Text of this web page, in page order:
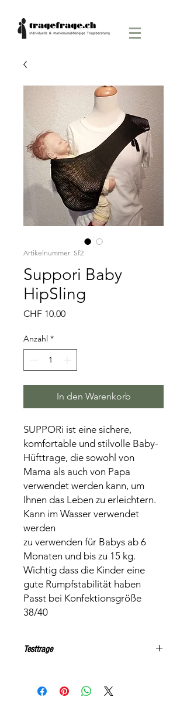
Artikelnummer: Sf2
Suppori Baby
HipSling
CHF 10.00Preis
Anzahl *
In den Warenkorb
SUPPORi ist eine sichere,
komfortable und stilvolle Baby-
Hüfttrage, die sowohl von
Mama als auch von Papa
verwendet werden kann, um
Ihnen das Leben zu erleichtern.
Kann im Wasser verwendet
werden
zu verwenden für Babys ab 6
Monaten und bis zu 15 kg.
Wichtig dass die Kinder eine
gute Rumpfstabilität haben
Passt bei Konfektionsgröße
38/40
Testtrage
handelt es sich um einen Tester. Die
Preise verstehen sich als Miete für die